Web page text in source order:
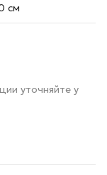
cм
уточняйте у